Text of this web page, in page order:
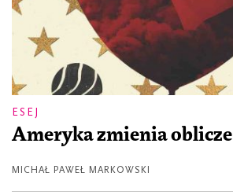
ESEJ
Ameryka zmienia oblicze
MICHAŁ PAWEŁ MARKOWSKI